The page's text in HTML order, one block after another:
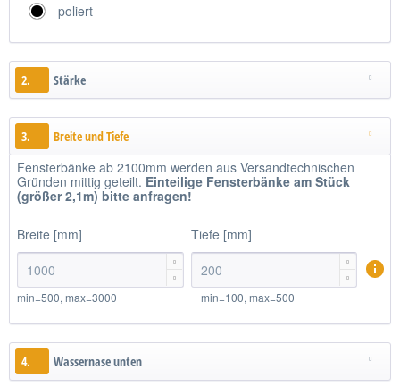
poliert
2. Stärke
3. Breite und Tiefe
Fensterbänke ab 2100mm werden aus Versandtechnischen
Gründen mittig geteilt. Einteilige Fensterbänke am Stück
(größer 2,1m) bitte anfragen!
Breite [mm]


Tiefe [mm]


min=500, max=3000 min=100, max=500
4. Wassernase unten